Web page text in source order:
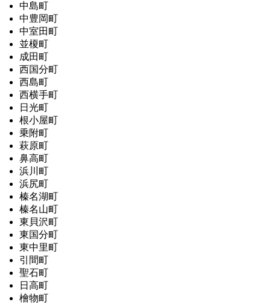
中島町
中豊岡町
中室田町
並榎町
成田町
西国分町
西島町
西横手町
日光町
根小屋町
乗附町
萩原町
鼻高町
浜川町
浜尻町
榛名湖町
榛名山町
東貝沢町
東国分町
東中里町
引間町
聖石町
日高町
檜物町